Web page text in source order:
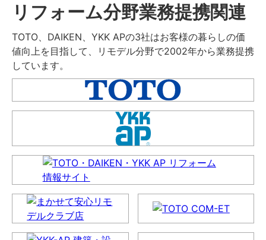
リフォーム分野業務提携関連
TOTO、DAIKEN、YKK APの3社はお客様の暮らしの価
値向上を目指して、リモデル分野で2002年から業務提携
しています。